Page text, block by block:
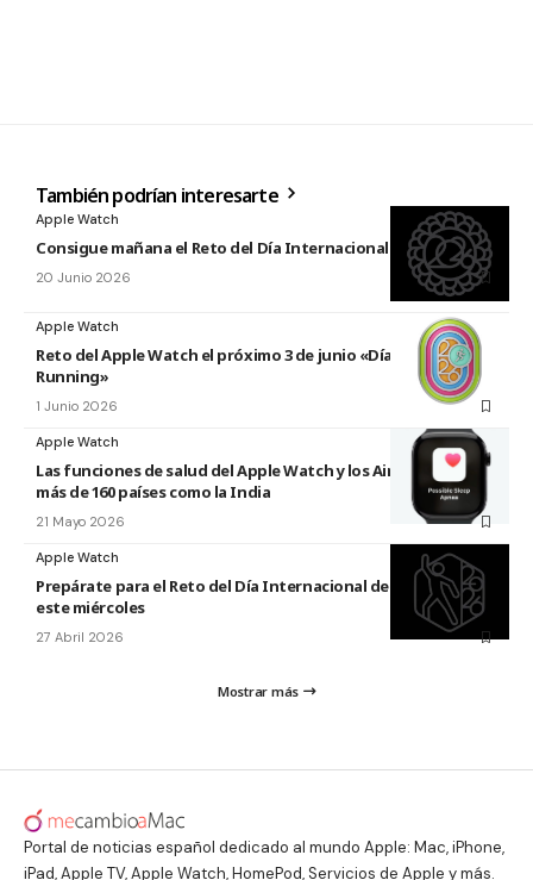
También podrían interesarte
Apple Watch
Consigue mañana el Reto del Día Internacional del Yoga 2026
20 Junio 2026
Apple Watch
Reto del Apple Watch el próximo 3 de junio «Día Mundial del
Running»
1 Junio 2026
Apple Watch
Las funciones de salud del Apple Watch y los AirPods llegan a
más de 160 países como la India
21 Mayo 2026
Apple Watch
Prepárate para el Reto del Día Internacional de la Danza 2026
este miércoles
27 Abril 2026
Mostrar más
Portal de noticias español dedicado al mundo Apple: Mac, iPhone,
iPad, Apple TV, Apple Watch, HomePod, Servicios de Apple y más.